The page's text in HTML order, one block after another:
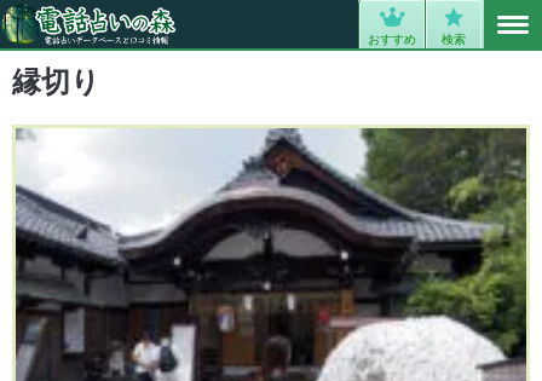
おすすめ 検索
縁切り